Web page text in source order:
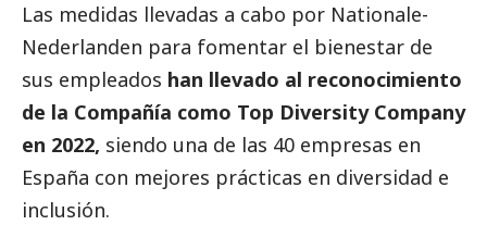
Las medidas llevadas a cabo por Nationale-
Nederlanden para fomentar el bienestar de
sus empleados han llevado al reconocimiento
de la Compañía como Top Diversity Company
en 2022, siendo una de las 40 empresas en
España con mejores prácticas en diversidad e
inclusión.